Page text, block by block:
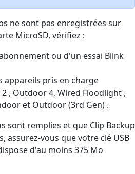
ne sont pas enregistrées sur
MicroSD, vérifiez :
ou d'un essai Blink
appareils pris en charge
, Outdoor 4, Wired Floodlight ,
et Outdoor (3rd Gen) .
sont remplies et que Clip Backup
assurez-vous que votre clé USB
d'au moins 375 Mo